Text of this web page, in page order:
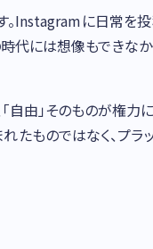
Instagramに日常を
時代には想像もできな
自由」そのものが権
たものではなく、プ